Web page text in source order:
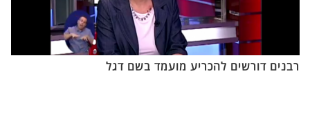
רבנים דורשים להכריע מועמד בשם דגל